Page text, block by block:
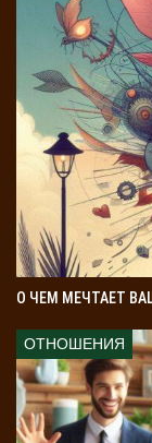
О ЧЕМ МЕЧТАЕТ
ОТНОШЕНИЯ